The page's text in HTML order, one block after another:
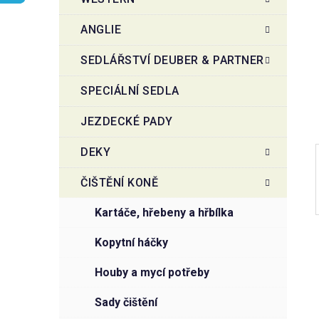
n
í
n
l
ANGLIE
SEDLÁŘSTVÍ DEUBER & PARTNER
SPECIÁLNÍ SEDLA
JEZDECKÉ PADY
DEKY
ČIŠTĚNÍ KONĚ
kartáče, hřebeny a hřbílka
kopytní háčky
houby a mycí potřeby
sady čištění